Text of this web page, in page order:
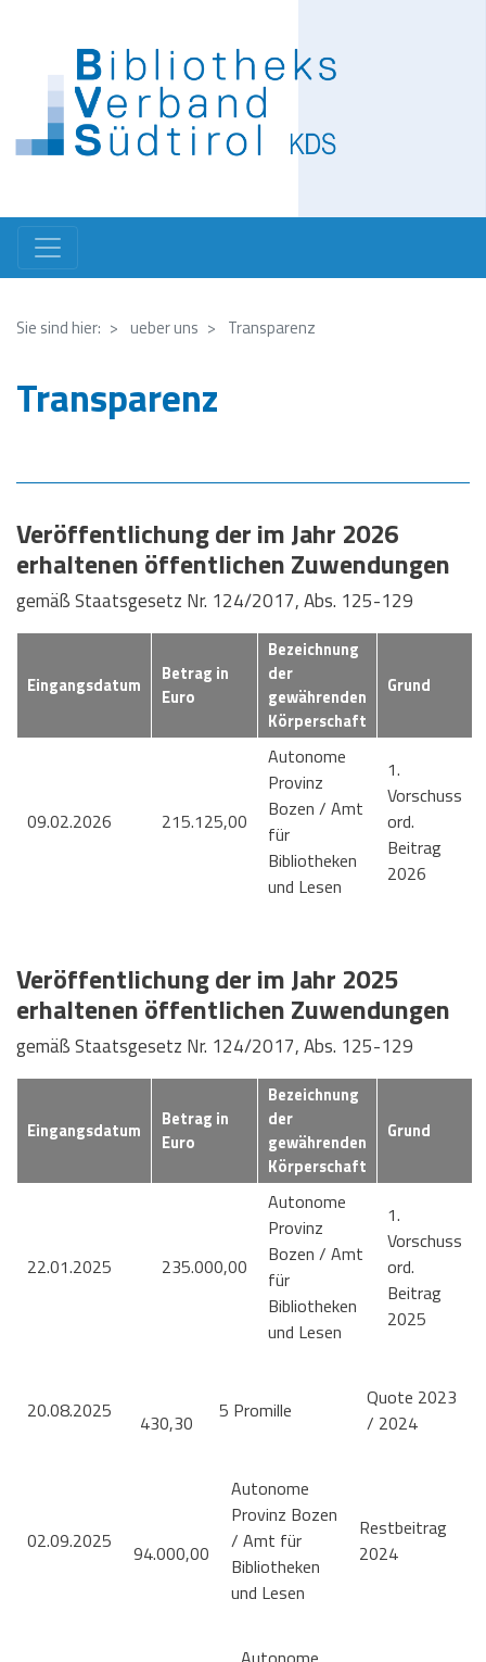
Inhalt
Sie sind hier: ueber uns Transparenz
Transparenz
Veröffentlichung der im Jahr 2026
erhaltenen öffentlichen Zuwendungen
gemäß Staatsgesetz Nr. 124/2017, Abs. 125-129
Eingangsdatum
Betrag in
Euro
Bezeichnung
der
gewährenden
Körperschaft
Grund
09.02.2026 215.125,00
Autonome
Provinz
Bozen / Amt
für
Bibliotheken
und Lesen
1.
Vorschuss
ord.
Beitrag
2026
Veröffentlichung der im Jahr 2025
erhaltenen öffentlichen Zuwendungen
gemäß Staatsgesetz Nr. 124/2017, Abs. 125-129
Eingangsdatum
Betrag in
Euro
Bezeichnung
der
gewährenden
Körperschaft
Grund
22.01.2025 235.000,00
Autonome
Provinz
Bozen / Amt
für
Bibliotheken
und Lesen
1.
Vorschuss
ord.
Beitrag
2025
20.08.2025 430,30 5 Promille
Quote 2023
/ 2024
02.09.2025 94.000,00
Autonome
Provinz Bozen
/ Amt für
Bibliotheken
und Lesen
Restbeitrag
2024